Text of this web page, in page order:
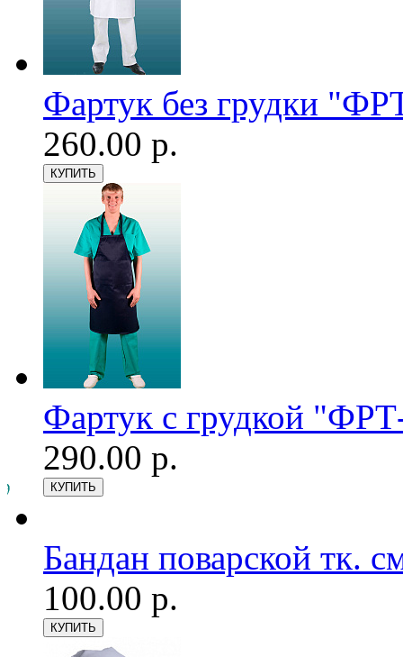
Фартук без грудки
260.00 р.
Фартук с грудкой
290.00 р.
Бандан поварской тк.
100.00 р.